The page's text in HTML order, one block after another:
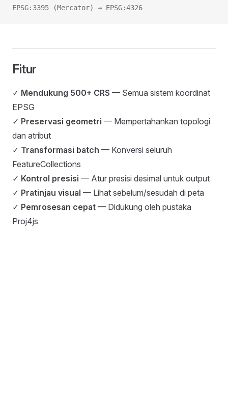
EPSG:3395 (Mercator) → EPSG:4326
Fitur
✓ Mendukung 500+ CRS — Semua sistem koordinat
EPSG
✓ Preservasi geometri — Mempertahankan topologi
dan atribut
✓ Transformasi batch — Konversi seluruh
FeatureCollections
✓ Kontrol presisi — Atur presisi desimal untuk output
✓ Pratinjau visual — Lihat sebelum/sesudah di peta
✓ Pemrosesan cepat — Didukung oleh pustaka
Proj4js